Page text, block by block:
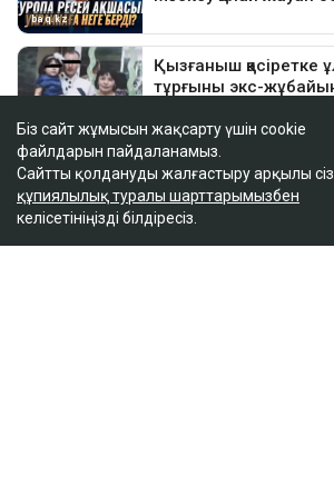
Біз сайт жұмысын жақсарту үшін cookie
файлдарын пайдаланамыз.
Сайтты қолдануды жалғастыру арқылы сіз
құпиялылық туралы шарттарымызбен
келісетініңізді білдіресіз.